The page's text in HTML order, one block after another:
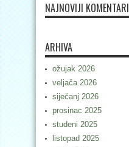
NAJNOVIJI KOMENTARI
ARHIVA
ožujak 2026
veljača 2026
siječanj 2026
prosinac 2025
studeni 2025
listopad 2025